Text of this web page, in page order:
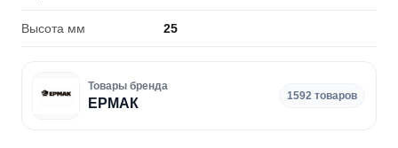
Высота мм 25
Товары бренда
ЕРМАК
1592 товаров